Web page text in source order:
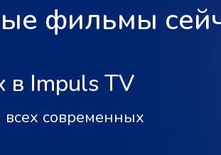
фильмы
в Impuls TV
современных